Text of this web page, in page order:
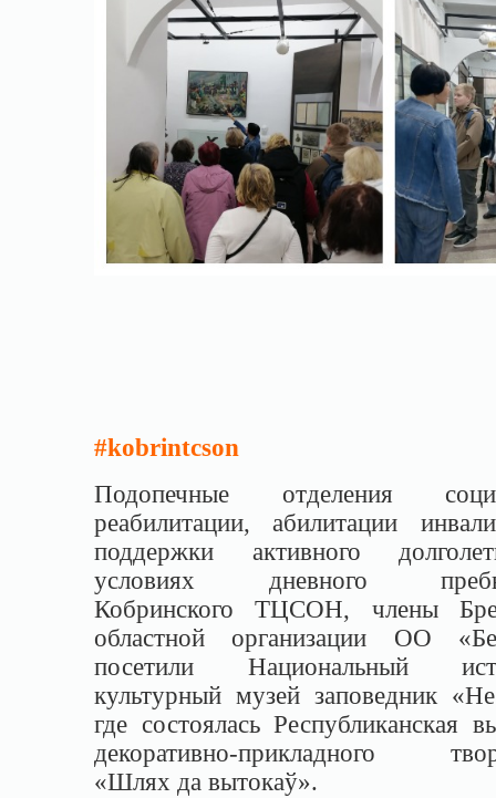
#kobrintcson
Подопечные отделения
реабилитации, абилитации
поддержки активного
условиях дневного
Кобринского ТЦСОН, члены
областной организации ОО
посетили Национальный
культурный музей заповедник
где состоялась Республиканская
декоративно-прикладного
«Шлях да вытокаў».